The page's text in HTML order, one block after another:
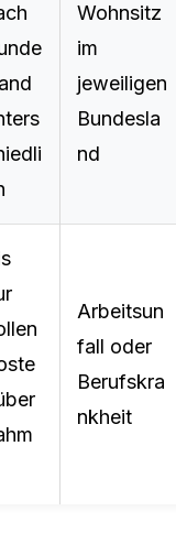
Wohnsitz
im
jeweiligen
Bundesla
nd
Arbeitsun
fall oder
Berufskra
nkheit